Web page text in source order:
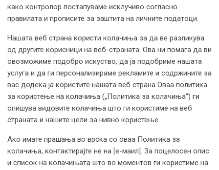
како контролор постапуваме исклучиво согласно
правилата и прописите за заштита на личните податоци.
Нашата веб страна користи колачиња за да ве разликува
од другите корисници на веб-страната. Ова ни помага да ви
овозможиме подобро искуство, да ја подобриме нашата
услуга и да ги персонализираме рекламите и содржините за
вас додека ја користите нашата веб страна Оваа политика
за користење на колачиња („Политика за колачиња“) ги
опишува видовите колачиња што ги користиме на веб
страната и нашите цели за нивно користење.
Ако имате прашања во врска со оваа Политика за
колачиња, контактирајте не на [е-маил]. За поцелосен опис
и список на колачињата што во моментов ги користиме на